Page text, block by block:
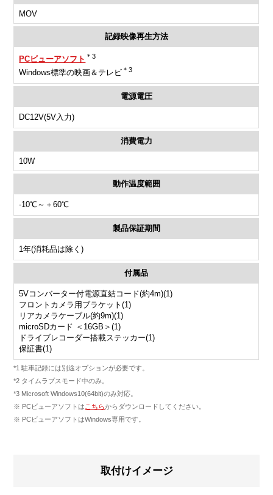
MOV
記録映像再生方法
PCビューアソフト ＊3
Windows標準の映画＆テレビ ＊3
電源電圧
DC12V(5V入力)
消費電力
10W
動作温度範囲
-10℃～＋60℃
製品保証期間
1年(消耗品は除く)
付属品
5Vコンバーター付電源直結コード(約4m)(1)
フロントカメラ用ブラケット(1)
リアカメラケーブル(約9m)(1)
microSDカード ＜16GB＞(1)
ドライブレコーダー搭載ステッカー(1)
保証書(1)
*1 駐車記録には別途オプションが必要です。
*2 タイムラプスモード中のみ。
*3 Microsoft Windows10(64bit)のみ対応。
※ PCビューアソフトは こちらからダウンロードしてください。
※ PCビューアソフトはWindows専用です。
取付けイメージ